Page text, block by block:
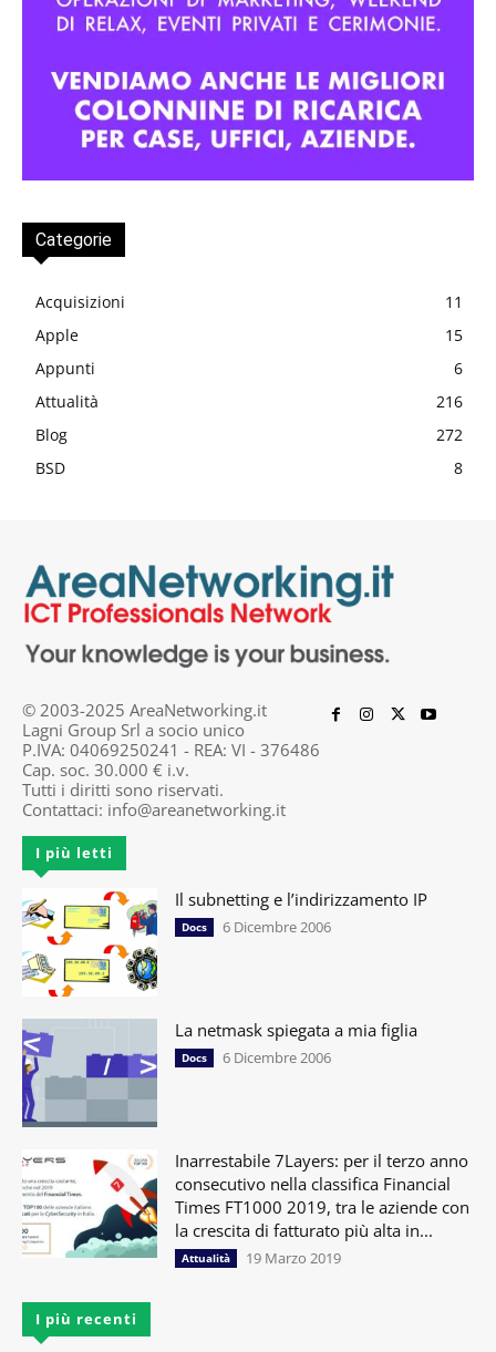
Categorie
Acquisizioni
11
Apple
15
Appunti
6
Attualità
216
Blog
272
BSD
8
© 2003-2025 AreaNetworking.it
Lagni Group Srl a socio unico
P.IVA: 04069250241 - REA: VI - 376486
Cap. soc. 30.000 € i.v.
Tutti i diritti sono riservati.
Contattaci: info@areanetworking.it
I più letti
Il subnetting e l’indirizzamento IP
Docs 6 Dicembre 2006
La netmask spiegata a mia figlia
Docs 6 Dicembre 2006
Inarrestabile 7Layers: per il terzo anno
consecutivo nella classifica Financial
Times FT1000 2019, tra le aziende con
la crescita di fatturato più alta in...
Attualità 19 Marzo 2019
I più recenti